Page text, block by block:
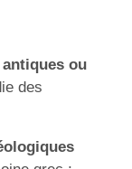
ou
des